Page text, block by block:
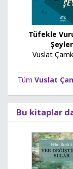
Tüfekle
Şeyler
Vuslat
Tüm Vuslat
Bu kitaplar